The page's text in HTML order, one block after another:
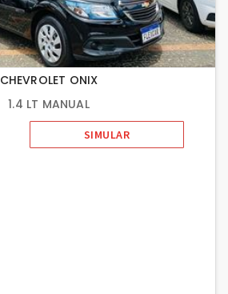
CHEVROLET ONIX
1.4 LT MANUAL
SIMULAR